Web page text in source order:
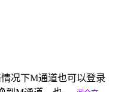
况下M通道也可以登录